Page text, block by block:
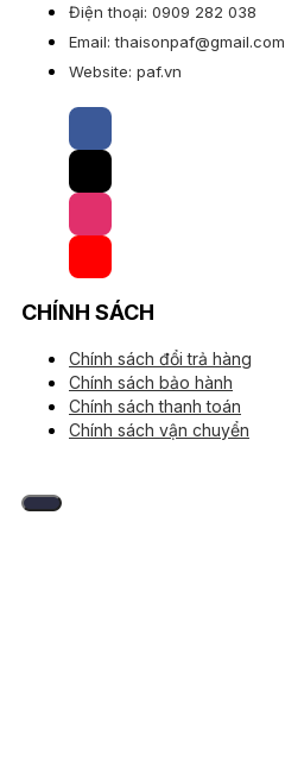
Điện thoại: 0909 282 038
Email: thaisonpaf@gmail.com
Website: paf.vn
CHÍNH SÁCH
Chính sách đổi trả hàng
Chính sách bảo hành
Chính sách thanh toán
Chính sách vận chuyển